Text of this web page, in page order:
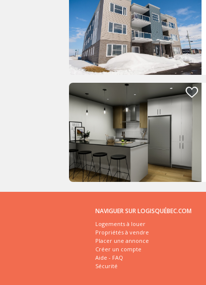
NAVIGUER SUR LOGISQUÉBEC.COM
Logements à louer
Propriétés à vendre
Placer une annonce
Créer un compte
Aide - FAQ
Sécurité